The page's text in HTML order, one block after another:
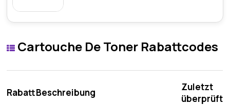
Cartouche De Toner Rabattcodes
RabattBeschreibung
Zuletzt
überprüft